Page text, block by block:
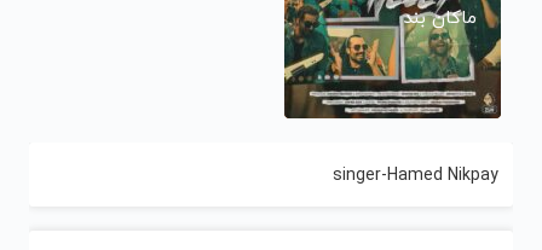
ماکان بند
singer-Hamed Nikpay